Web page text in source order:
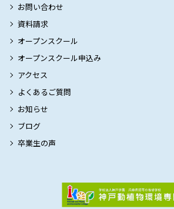
お問い合わせ
資料請求
オープンスクール
オープンスクール申込み
アクセス
よくあるご質問
お知らせ
ブログ
卒業生の声